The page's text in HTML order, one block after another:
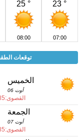
23 °
07:00
25 °
08:00
توقعات
الخميس
06 أوت
القصوى:35 °م
الجمعة
07 أوت
القصوى:35 °م